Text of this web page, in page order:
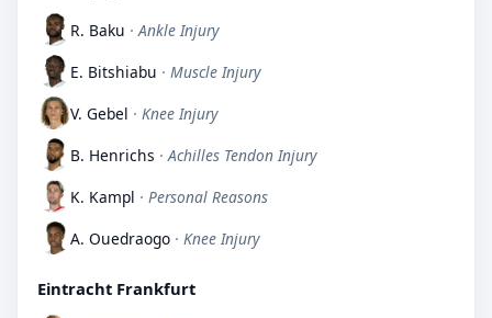
R. Baku · Ankle Injury
E. Bitshiabu · Muscle Injury
V. Gebel · Knee Injury
B. Henrichs · Achilles Tendon Injury
K. Kampl · Personal Reasons
A. Ouedraogo · Knee Injury
Eintracht Frankfurt